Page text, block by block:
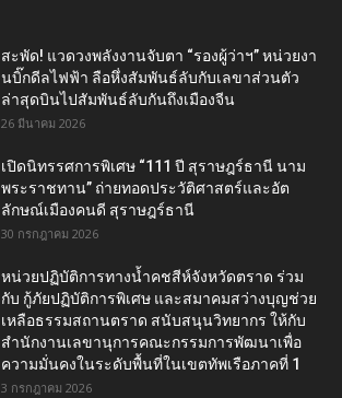
สะพัด! แวดวงพลังงานจับตา “รองผู้ว่าฯ” หน่วยงา
นบิ๊กดีลไฟฟ้า ลือหึ่งสัมพันธ์ลับกับเลขาส่วนตัว
ล่าสุดบินไปสัมพันธ์ลับกันถึงเมืองจีน
26 มีนาคม 2026
เปิดนิทรรศการพิเศษ “111 ปี สุราษฎร์ธานี นาม
พระราชทาน” ถ่ายทอดประวัติศาสตร์และอัต
ลักษณ์เมืองคนดี สุราษฎร์ธานี
30 กรกฎาคม 2026
หน่วยปฏิบัติการทางน้ำคชสีห์จังหวัดตราด ร่วม
กับ กู้ภัยปฏิบัติการพิเศษ และสมาคมสว่างบุญช่วย
เหลือธรรมสถานตราด สนับสนุนวิทยากร ให้กับ
สำนักงานเลขานุการคณะกรรมการพัฒนาเพื่อ
ความมั่นคงในระดับพื้นที่ในเขตทัพเรือภาคที่ 1
3 กรกฎาคม 2026